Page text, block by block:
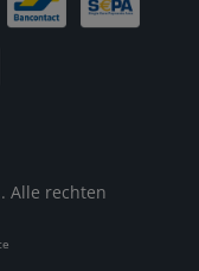
Alle rechten